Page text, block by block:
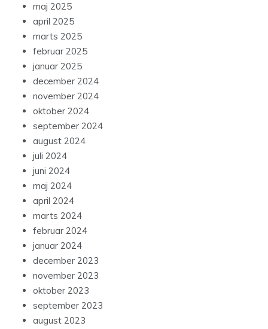
maj 2025
april 2025
marts 2025
februar 2025
januar 2025
december 2024
november 2024
oktober 2024
september 2024
august 2024
juli 2024
juni 2024
maj 2024
april 2024
marts 2024
februar 2024
januar 2024
december 2023
november 2023
oktober 2023
september 2023
august 2023